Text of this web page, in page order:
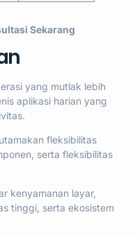
Sekarang
yang mutlak lebih
aplikasi harian yang
fleksibilitas
serta fleksibilitas
kenyamanan layar,
tinggi, serta ekosistem